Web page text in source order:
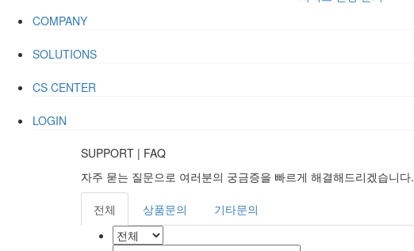
COMPANY
SOLUTIONS
CS CENTER
LOGIN
SUPPORT | FAQ
자주 묻는 질문으로 여러분의 궁금증을 빠르게 해결해드리겠습니다.
전체 상품문의 기타문의